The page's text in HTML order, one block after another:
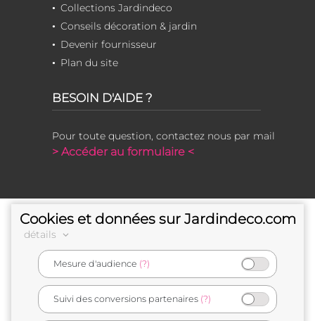
Collections Jardindeco
Conseils décoration & jardin
Devenir fournisseur
Plan du site
BESOIN D'AIDE ?
Pour toute question, contactez nous par mail
> Accéder au formulaire <
e-commerçant français
Cookies et données sur Jardindeco.com
détails
Mesure d'audience (?)
Suivi des conversions partenaires (?)